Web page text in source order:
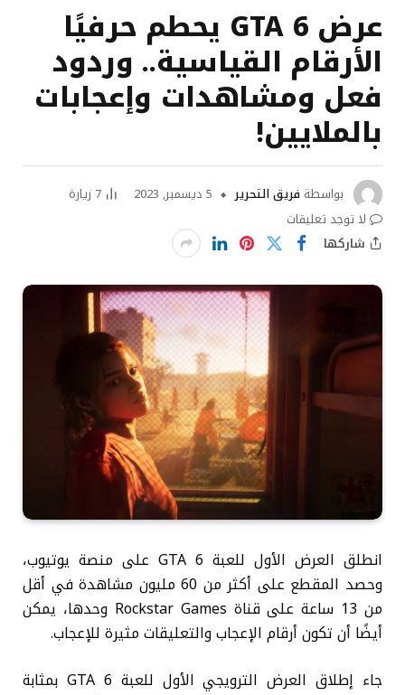
عرض GTA 6 يحطم حرفيًا
الأرقام القياسية.. وردود
فعل ومشاهدات وإعجابات
بالملايين!
بواسطة فريق التحرير 5 ديسمبر, 2023 7 زيارة
لا توجد تعليقات
شاركها
انطلق العرض الأول للعبة GTA 6 على منصة يوتيوب،
وحصد المقطع على أكثر من 60 مليون مشاهدة في أقل
من 13 ساعة على قناة Rockstar Games وحدها، يمكن
أيضًا أن تكون أرقام الإعجاب والتعليقات مثيرة للإعجاب.
جاء إطلاق العرض الترويجي الأول للعبة GTA 6 بمثابة